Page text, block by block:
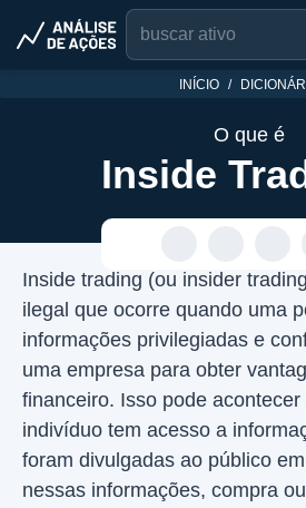
INÍCIO
O que é
Inside
Inside trading (ou insider
ilegal que ocorre quando uma
informações privilegiadas e
uma empresa para obter
financeiro. Isso pode acontecer
indivíduo tem acesso a
foram divulgadas ao público
nessas informações, compra